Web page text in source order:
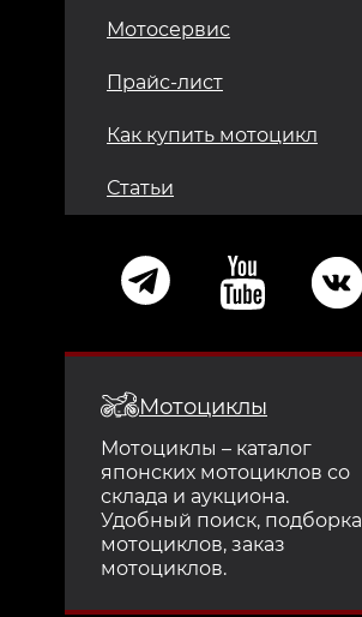
Мотосервис
Прайс-лист
Как купить мотоцикл
Статьи
Мотоциклы
Мотоциклы – каталог
японских мотоциклов со
склада и аукциона.
Удобный поиск, подборка
мотоциклов, заказ
мотоциклов.